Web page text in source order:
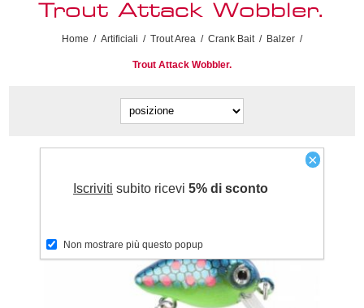
Trout Attack Wobbler.
Home / Artificiali / Trout Area / Crank Bait / Balzer /
Trout Attack Wobbler.
×
Iscriviti subito ricevi 5% di sconto
Non mostrare più questo popup